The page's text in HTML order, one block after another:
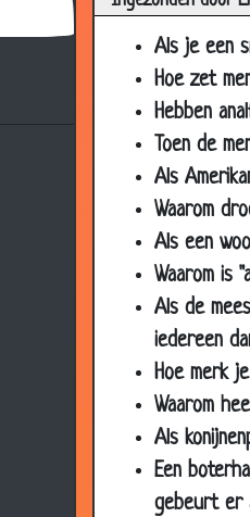
Als je een
Hoe zet
Hebben
Toen de
Als
Waarom
Als een
Waarom is
Als de
iedereen
Hoe merk
Waarom
Als
Een
gebeurt er
11 Sep 2002
11 Sep 2002
09 Sep 2002
02 Sep 2002
30 Aug 2002
24 Aug 2002
17 Aug 2002
04 Aug 2002
30 Jul 2002
22 Jul 2002
17 Jul 2002
13 Jul 2002